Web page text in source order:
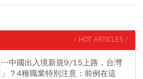
/ HOT ARTICLES /
…中國出入境新規9/15上路，台灣
？4種職業特別注意：前例在這